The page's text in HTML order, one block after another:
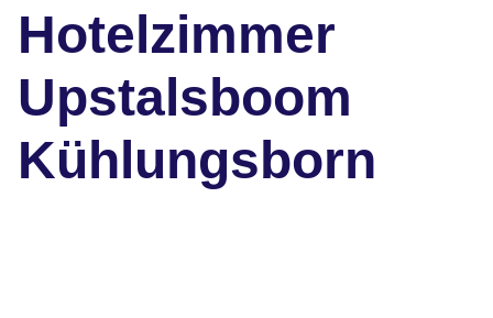
Hotelzimmer
Upstalsboom
Kühlungsborn